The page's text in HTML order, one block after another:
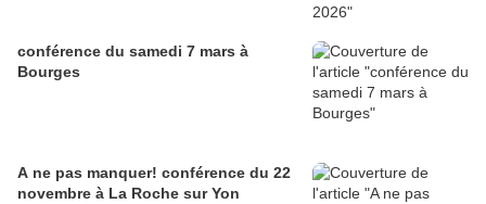
conférence du samedi 7 mars à
Bourges
A ne pas manquer! conférence du 22
novembre à La Roche sur Yon